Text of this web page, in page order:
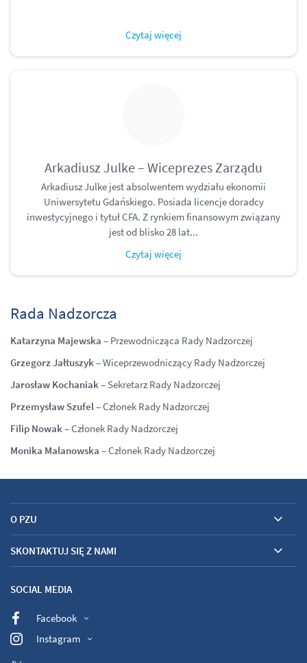
Czytaj więcej
Arkadiusz Julke – Wiceprezes Zarządu
Arkadiusz Julke jest absolwentem wydziału ekonomii
Uniwersytetu Gdańskiego. Posiada licencje doradcy
inwestycyjnego i tytuł CFA. Z rynkiem finansowym związany
jest od blisko 28 lat...
Czytaj więcej
Rada Nadzorcza
Katarzyna Majewska – Przewodnicząca Rady Nadzorczej
Grzegorz Jałtuszyk–Wiceprzewodniczący Rady Nadzorczej
Jarosław Kochaniak– Sekretarz Rady Nadzorczej
Przemysław Szufel–Członek Rady Nadzorczej
Filip Nowak–Członek Rady Nadzorczej
Monika Malanowska –Członek Rady Nadzorczej
O PZU
SKONTAKTUJ SIĘ Z NAMI
SOCIAL MEDIA
Facebook
Instagram